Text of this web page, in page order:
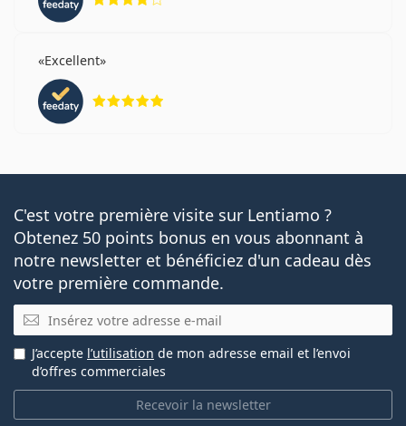
Excellent
C'est votre première visite sur Lentiamo ?
Obtenez 50 points bonus en vous abonnant à
notre newsletter et bénéficiez d'un cadeau dès
votre première commande.
E-mail
Recevoir la newsletter
J’accepte l’utilisation de mon adresse email et l’envoi
d’offres commerciales